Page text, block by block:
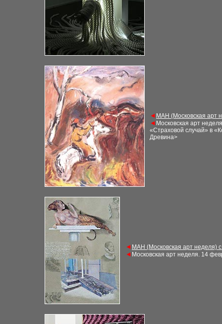
◄ МАН (Московская арт
◄ Московская арт неделя
«Страховой случай» в
Древина>
◄ МАН (Московская арт неделя)
◄ Московская арт неделя. 14